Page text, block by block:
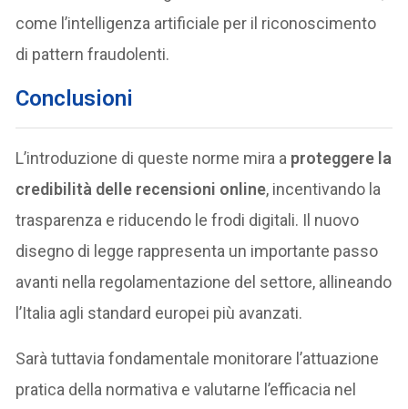
come l’intelligenza artificiale per il riconoscimento
di pattern fraudolenti.
Conclusioni
L’introduzione di queste norme mira a proteggere la
credibilità delle recensioni online, incentivando la
trasparenza e riducendo le frodi digitali. Il nuovo
disegno di legge rappresenta un importante passo
avanti nella regolamentazione del settore, allineando
l’Italia agli standard europei più avanzati.
Sarà tuttavia fondamentale monitorare l’attuazione
pratica della normativa e valutarne l’efficacia nel